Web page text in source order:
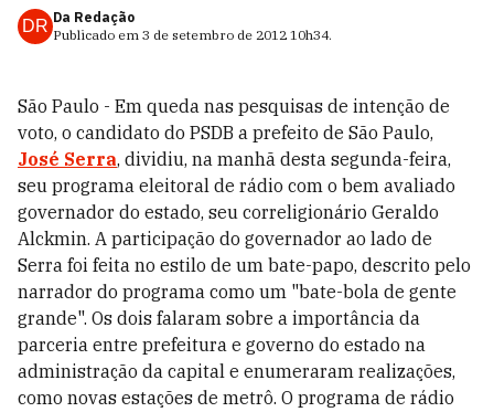
DR Da Redação
Publicado em 3 de setembro de 2012 10h34.
São Paulo - Em queda nas pesquisas de intenção de
voto, o candidato do PSDB a prefeito de São Paulo,
José Serra, dividiu, na manhã desta segunda-feira,
seu programa eleitoral de rádio com o bem avaliado
governador do estado, seu correligionário Geraldo
Alckmin. A participação do governador ao lado de
Serra foi feita no estilo de um bate-papo, descrito pelo
narrador do programa como um "bate-bola de gente
grande". Os dois falaram sobre a importância da
parceria entre prefeitura e governo do estado na
administração da capital e enumeraram realizações,
como novas estações de metrô. O programa de rádio